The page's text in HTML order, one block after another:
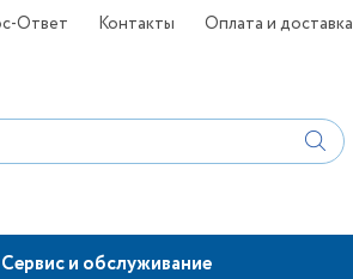
Ответ Контакты Оплата и доставка
Сервис и обслуживание